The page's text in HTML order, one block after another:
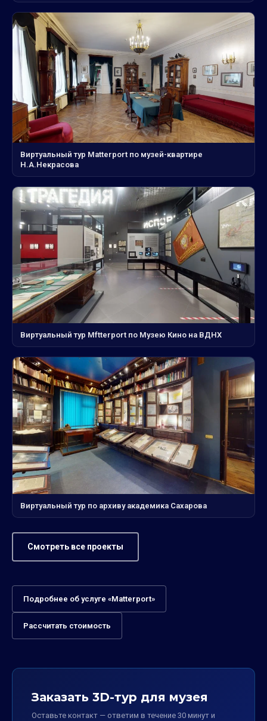
Виртуальный тур Matterport по музей-квартире
Н.А.Некрасова
Виртуальный тур Mftterport по Музею Кино на ВДНХ
Виртуальный тур по архиву академика Сахарова
Смотреть все проекты
Подробнее об услуге «Matterport»
Рассчитать стоимость
Заказать 3D-тур для музея
Оставьте контакт — ответим в течение 30 минут и